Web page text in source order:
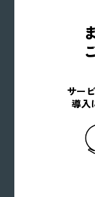
サー
導入